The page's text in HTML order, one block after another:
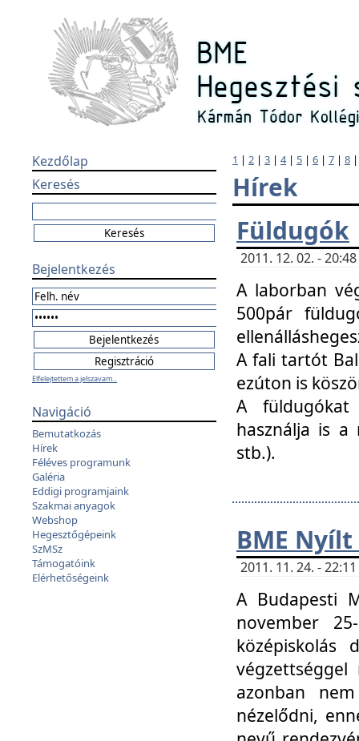
Kezdőlap
Keresés
Bejelentkezés
Elfelejtettem a jelszavam...
Navigáció
Bemutatkozás
Hírek
Féléves programunk
Galéria
Eddigi programjaink
Szakmai anyagok
Webshop
Hegesztőgépeink
SzMSz
Támogatóink
Elérhetőségeink
1 | 2 | 3 | 4| 5 | 6 | 7 | 8
Hírek
Füldugók
2011. 12. 02. -
A laborban
500pár
A fali tartót
ezúton is
A füldugókat
használja is a
stb.).
BME
2011. 11. 24. -
A Budapesti
november
középiskolás
azonban
nézelődni,